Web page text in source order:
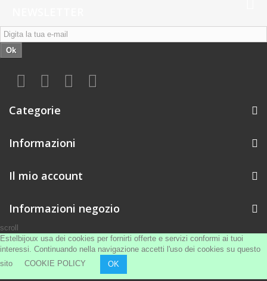
Ok
Categorie
Informazioni
Il mio account
Informazioni negozio
scroll
Estelbijoux usa dei cookies per fornirti offerte e servizi conformi ai tuoi
interessi. Continuando nella navigazione accetti l'uso dei cookies su questo
sito COOKIE POLICY OK